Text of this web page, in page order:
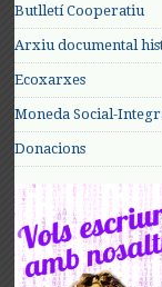
Butlletí Cooperatiu
Arxiu documental
Ecoxarxes
Moneda Social-
Donacions